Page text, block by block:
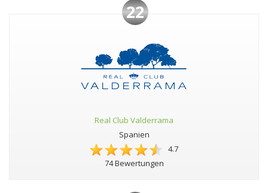
22
Real Club Valderrama
Spanien
4.7
74 Bewertungen